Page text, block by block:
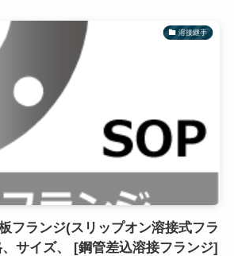
溶接継手
フランジ(スリップオン溶接式フラ
サイズ、 [鋼管差込溶接フランジ]